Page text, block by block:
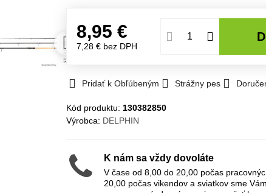
8,95 €
7,28 € bez DPH
Pridať k Obľúbeným Strážny pes
Kód produktu: 130382850
Výrobca: DELPHIN
K nám sa vždy dovoláte
V čase od 8,00 do 20,00 počas
20,00 počas vikendov a sviatkov sme